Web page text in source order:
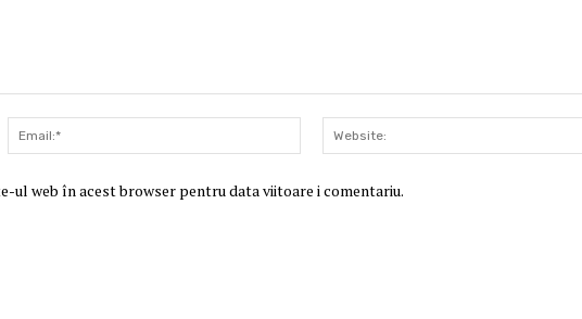
Email:*
ul web în acest browser pentru data viitoare i comentariu.